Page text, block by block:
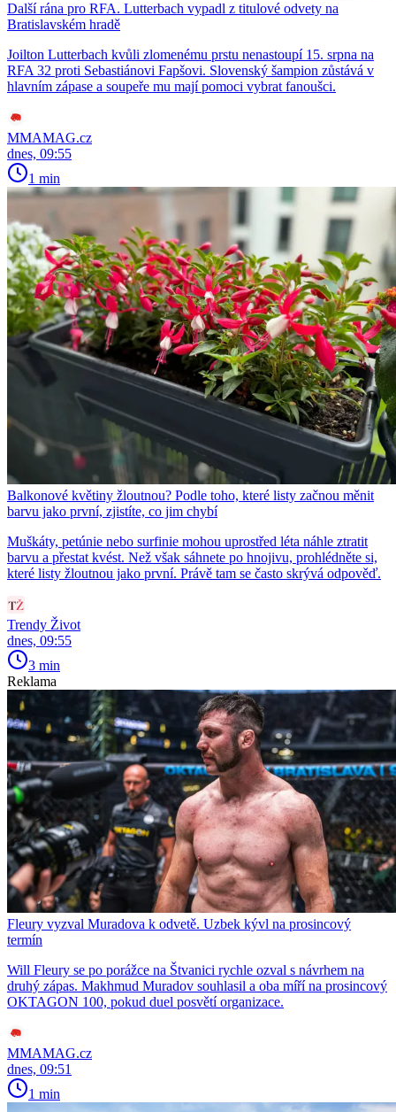
Další rána pro RFA. Lutterbach vypadl z titulové odvety na
Bratislavském hradě
Joilton Lutterbach kvůli zlomenému prstu nenastoupí 15. srpna na
RFA 32 proti Sebastiánovi Fapšovi. Slovenský šampion zůstává v
hlavním zápase a soupeře mu mají pomoci vybrat fanoušci.
MMAMAG.cz
dnes, 09:55
1 min
Balkonové květiny žloutnou? Podle toho, které listy začnou měnit
barvu jako první, zjistíte, co jim chybí
Muškáty, petúnie nebo surfinie mohou uprostřed léta náhle ztratit
barvu a přestat kvést. Než však sáhnete po hnojivu, prohlédněte si,
které listy žloutnou jako první. Právě tam se často skrývá odpověď.
Trendy Život
dnes, 09:55
3 min
Reklama
Fleury vyzval Muradova k odvetě. Uzbek kývl na prosincový
termín
Will Fleury se po porážce na Štvanici rychle ozval s návrhem na
druhý zápas. Makhmud Muradov souhlasil a oba míří na prosincový
OKTAGON 100, pokud duel posvětí organizace.
MMAMAG.cz
dnes, 09:51
1 min